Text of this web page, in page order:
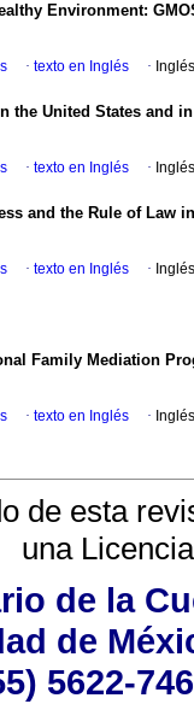
Environment:
· texto en Inglés ·
the United States and
· texto en Inglés ·
and the Rule of Law
· texto en Inglés ·
Family Mediation
· texto en Inglés ·
de esta
una
de la
de
5622-